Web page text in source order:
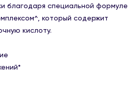
благодаря специальной формуле
который содержит
кислоту.